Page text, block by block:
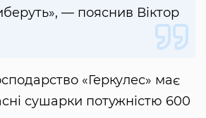
— пояснив Віктор
«Геркулес» має
сушарки потужністю 600